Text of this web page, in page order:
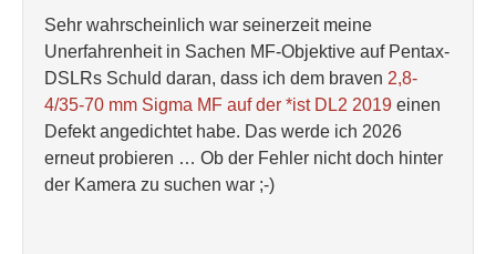
Sehr wahrscheinlich war seinerzeit meine
Unerfahrenheit in Sachen MF-Objektive auf Pentax-
DSLRs Schuld daran, dass ich dem braven 2,8-
4/35-70 mm Sigma MF auf der *ist DL2 2019 einen
Defekt angedichtet habe. Das werde ich 2026
erneut probieren … Ob der Fehler nicht doch hinter
der Kamera zu suchen war ;-)